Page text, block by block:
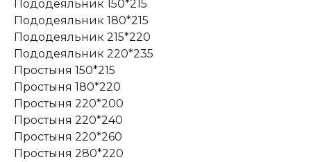
Пододеяльник 150*215
Пододеяльник 180*215
Пододеяльник 215*220
Пододеяльник 220*235
Простыня 150*215
Простыня 180*220
Простыня 220*200
Простыня 220*240
Простыня 220*260
Простыня 280*220